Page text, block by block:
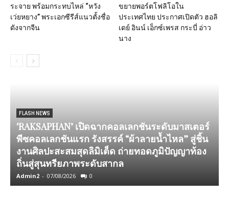
ระจาย พร้อมกระทบไหล่ “หวัง
เว่ยหยาง” พระเอกซีรีส์แนวตั้งชื่อ
ดังจากจีน
ขยายพอร์ตโฟลิโอใน
ประเทศไทย ประกาศเปิดตัว ฮอลิ
เดย์ อินน์ เอ็กซ์เพรส กระบี่ อ่าว
นาง
FLASH NEWS
‘RAKSAPHAN’ เปิดฉากคอลเลกชันระดับมาสเตอร์
พีซคอลเลกชันแรก รังสรรค์ “ผ้าลายน้ำไหล” สู่ชิ้น
งานศิลปะสะสมสุดลิมิเต็ด ถ่ายทอดภูมิปัญญาท้อง
ถิ่นสู่สุนทรียภาพระดับสากล
Admin2 - 07/08/2026 0